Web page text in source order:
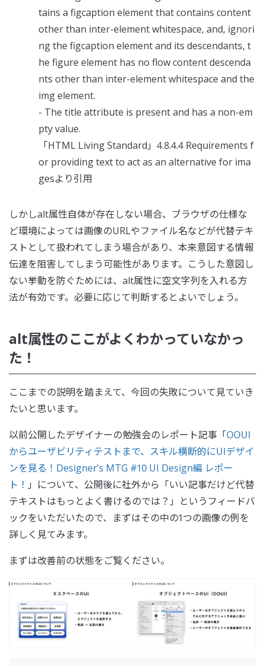
tains a figcaption element that contains content
other than inter-element whitespace, and, ignori
ng the figcaption element and its descendants, t
he figure element has no flow content descenda
nts other than inter-element whitespace and the
img element.
- The title attribute is present and has a non-em
pty value.
「HTML Living Standard」4.8.4.4 Requirements f
or providing text to act as an alternative for ima
gesより引用
しかしalt属性自体が存在しない場合、ブラウザの仕様な
ど環境によっては画像のURLやファイル名などが代替テキ
ストとして扱われてしまう場合があり、本来意図する情報
伝達を阻害してしまう可能性があります。こうした意図し
ない挙動を防ぐためには、alt属性に空文字列を入れる方
法が有効です。必要に応じて判断するとよいでしょう。
alt属性のここがよくわかっていなかっ
た！
ここまでの説明を踏まえて、今回の失敗について見ていき
たいと思います。
以前公開したデザイナーの勉強会のレポート記事「OOUI
からユーザビリティテストまで、スキル横断的にUIデザイ
ンを見る！Designer’s MTG #10 UI Design編 レポー
ト！ 」について、公開後に社外から「いい記事だけど代替
テキストはもっとよく書けるのでは？」というフィードバ
ックをいただいたので、まずはその中の1つの画像の例を
詳しく見てみます。
まずは改善前の状態をご覧ください。